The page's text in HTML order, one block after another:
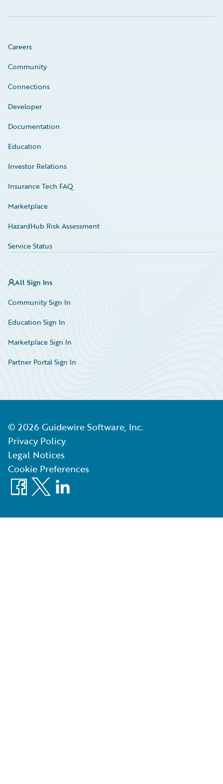
Careers
Community
Connections
Developer
Documentation
Education
Investor Relations
Insurance Tech FAQ
Marketplace
HazardHub Risk Assessment
Service Status
All Sign Ins
Community Sign In
Education Sign In
Marketplace Sign In
Partner Portal Sign In
© 2026 Guidewire Software, Inc.
Privacy Policy
Legal Notices
Cookie Preferences
Facebook
X LinkedIn